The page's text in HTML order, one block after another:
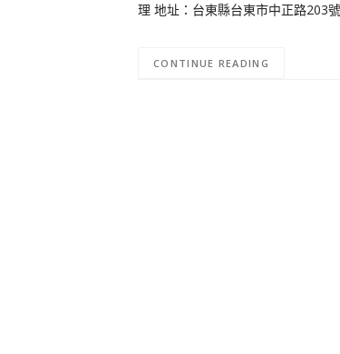
理 地址：台東縣台東市中正路203
CONTINUE READING